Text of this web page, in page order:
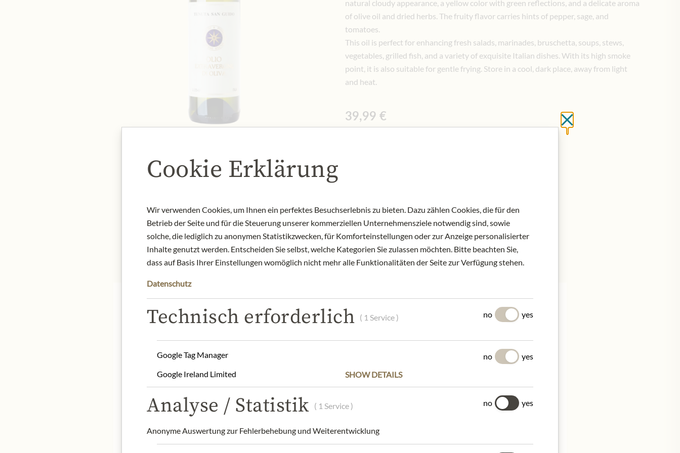
natural cloudy appearance, a yellow color with green reflections, and a delicate aroma
of olive oil and dried herbs. The fruity flavor carries hints of pepper, sage, and
tomatoes.
This oil is perfect for enhancing fresh salads, marinades, bruschetta, soups, stews,
vegetables, grilled fish, and a variety of exquisite Italian dishes. With its high smoke
point, it is also suitable for gentle frying. Store in a cool, dark place, away from light
and heat.
39,99 €
NENÍ SKLADEM
Art.Nr.:440580#1.000
POPIS SLOŽENÍ A ALERGENY
Nose: all-round harmony, spicy, with almonds, and fruit.
with piquant spice, beautifully nuanced fruit and a slight hint of roasted almonds. Long, spicy aftertaste.
Pairing recommendation:The pure and intense flavours of this olive oil go perfectly with bread, tomato bruschetta
and grilled vegetables.
Origin: Italy / Region Livorno
Close without saving
Cookie Erklärung
Wir verwenden Cookies, um Ihnen ein perfektes Besuchserlebnis zu bieten. Dazu zählen Cookies, die für den
Betrieb der Seite und für die Steuerung unserer kommerziellen Unternehmensziele notwendig sind, sowie
solche, die lediglich zu anonymen Statistikzwecken, für Komforteinstellungen oder zur Anzeige personalisierter
Inhalte genutzt werden. Entscheiden Sie selbst, welche Kategorien Sie zulassen möchten. Bitte beachten Sie,
dass auf Basis Ihrer Einstellungen womöglich nicht mehr alle Funktionalitäten der Seite zur Verfügung stehen.
Datenschutz
Technisch erforderlich ( 1 Service ) no yes
Google Tag Manager no
yes
Google Ireland Limited
SHOW DETAILS
Analyse / Statistik ( 1 Service )
Anonyme Auswertung zur Fehlerbehebung und Weiterentwicklung
no yes